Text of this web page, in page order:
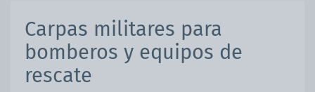
Carpas militares para
bomberos y equipos de
rescate